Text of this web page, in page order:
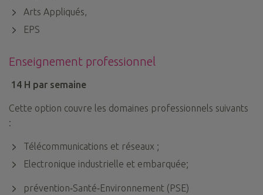
Arts Appliqués,
EPS
Enseignement professionnel
14 H par semaine
Cette option couvre les domaines professionnels suivants
:
Télécommunications et réseaux ;
Electronique industrielle et embarquée;
prévention‐Santé‐Environnement (PSE)